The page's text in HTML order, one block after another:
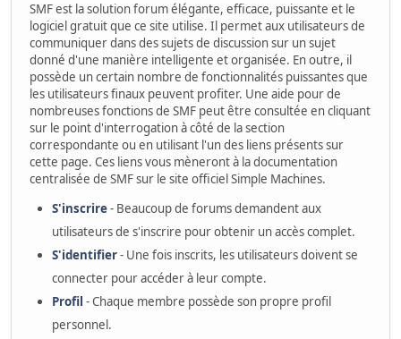
SMF est la solution forum élégante, efficace, puissante et le
logiciel gratuit que ce site utilise. Il permet aux utilisateurs de
communiquer dans des sujets de discussion sur un sujet
donné d'une manière intelligente et organisée. En outre, il
possède un certain nombre de fonctionnalités puissantes que
les utilisateurs finaux peuvent profiter. Une aide pour de
nombreuses fonctions de SMF peut être consultée en cliquant
sur le point d'interrogation à côté de la section
correspondante ou en utilisant l'un des liens présents sur
cette page. Ces liens vous mèneront à la documentation
centralisée de SMF sur le site officiel Simple Machines.
S'inscrire- Beaucoup de forums demandent aux
utilisateurs de s'inscrire pour obtenir un accès complet.
S'identifier- Une fois inscrits, les utilisateurs doivent se
connecter pour accéder à leur compte.
Profil - Chaque membre possède son propre profil
personnel.